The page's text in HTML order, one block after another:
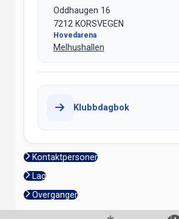
Oddhaugen 16
7212 KORSVEGEN
Hovedarena
Melhushallen
Klubbdagbok
Kontaktpersoner
Lag
Overganger